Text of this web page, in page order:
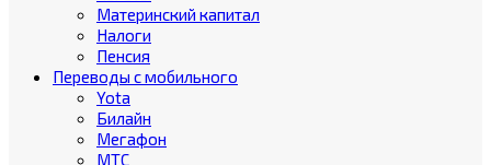
Материнский капитал
Налоги
Пенсия
Переводы с мобильного
Yota
Билайн
Мегафон
МТС